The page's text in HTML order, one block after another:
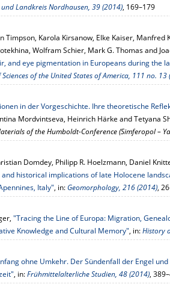
und Landkreis Nordhausen, 39 (2014), 169–179
Timpson, Karola Kirsanow, Elke Kaiser,
Wolfram Schier, Mark G. Thomas and
and eye pigmentation in Europeans during the
of the United States of America, 111 no. 13
in der Vorgeschichte. Ihre theoretische
Mordvintseva, Heinrich Härke and Tetyana
of the Humboldt-Conference (Simferopol –
Domdey, Philipp R. Hoelzmann, Daniel
historical implications of late Holocene
Italy", in:Geomorphology, 216 (2014),
"Tracing the Line of Europa: Migration,
Knowledge and Cultural Memory", in:History
ohne Umkehr. Der Sündenfall der Engel
, in:Frühmittelalterliche Studien, 48 (2014),